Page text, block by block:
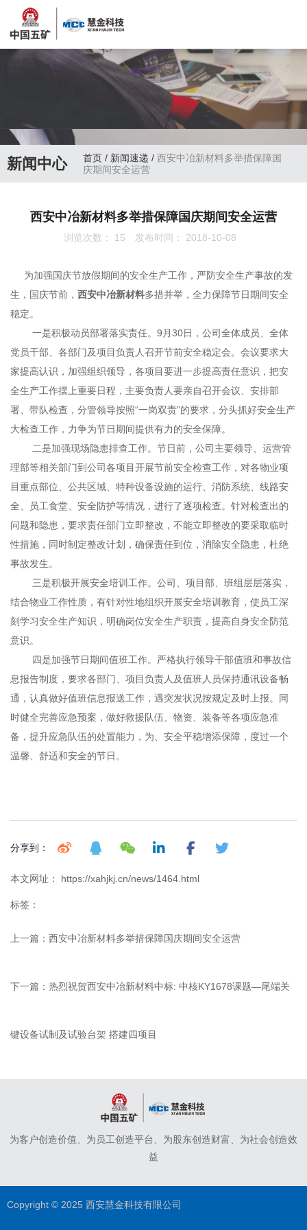
新闻中心 首页/ 新闻速递 /西安中冶新材料多举措保障国
庆期间安全运营
西安中冶新材料多举措保障国庆期间安全运营
浏览次数： 15 发布时间： 2018-10-08
为加强国庆节放假期间的安全生产工作，严防安全生产事故的发
生，国庆节前， 西安中冶新材料多措并举，全力保障节日期间安全
稳定。
一是积极动员部署落实责任。9月30日，公司全体成员、全体
党员干部、各部门及项目负责人召开节前安全稳定会。会议要求大
家提高认识，加强组织领导，各项目要进一步提高责任意识，把安
全生产工作摆上重要日程，主要负责人要亲自召开会议、安排部
署、带队检查，分管领导按照“一岗双责”的要求，分头抓好安全生产
大检查工作，力争为节日期间提供有力的安全保障。
二是加强现场隐患排查工作。节日前，公司主要领导、运营管
理部等相关部门到公司各项目开展节前安全检查工作，对各物业项
目重点部位、公共区域、特种设备设施的运行、消防系统、线路安
全、员工食堂、安全防护等情况，进行了逐项检查。针对检查出的
问题和隐患，要求责任部门立即整改，不能立即整改的要采取临时
性措施，同时制定整改计划，确保责任到位，消除安全隐患，杜绝
事故发生。
三是积极开展安全培训工作。公司、项目部、班组层层落实，
结合物业工作性质，有针对性地组织开展安全培训教育，使员工深
刻学习安全生产知识，明确岗位安全生产职责，提高自身安全防范
意识。
四是加强节日期间值班工作。严格执行领导干部值班和事故信
息报告制度，要求各部门、项目负责人及值班人员保持通讯设备畅
通，认真做好值班信息报送工作，遇突发状况按规定及时上报。同
时健全完善应急预案，做好救援队伍、物资、装备等各项应急准
备，提升应急队伍的处置能力，为、安全平稳增添保障，度过一个
温馨、舒适和安全的节日。
分享到：
本文网址： https://xahjkj.cn/news/1464.html
标签：
上一篇： 西安中冶新材料多举措保障国庆期间安全运营
下一篇： 热烈祝贺西安中冶新材料中标: 中核KY1678课题—尾端关
键设备试制及试验台架 搭建四项目
为客户创造价值、为员工创造平台、为股东创造财富、为社会创造效
益
Copyright © 2025 西安慧金科技有限公司